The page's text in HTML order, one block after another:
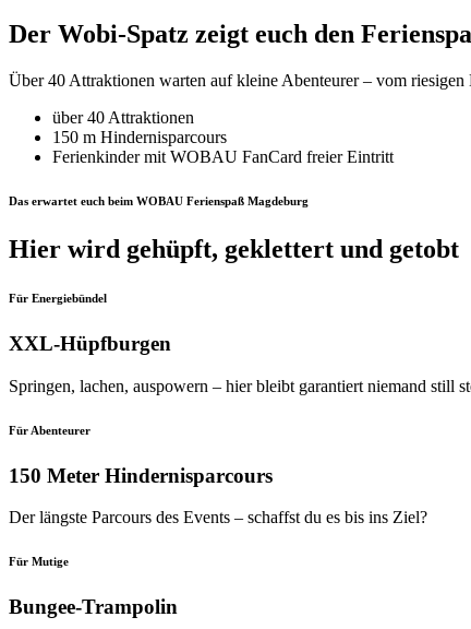
Der Wobi-Spatz zeigt euch den
Über 40 Attraktionen warten auf kleine Abenteurer – vom
über 40 Attraktionen
150 m Hindernisparcours
Ferienkinder mit WOBAU FanCard freier Eintritt
Das erwartet euch beim WOBAU Ferienspaß Magdeburg
Hier wird gehüpft, geklettert und getobt
Für Energiebündel
XXL-Hüpfburgen
Springen, lachen, auspowern – hier bleibt garantiert niemand still
Für Abenteurer
150 Meter Hindernisparcours
Der längste Parcours des Events – schaffst du es bis ins Ziel?
Für Mutige
Bungee-Trampolin